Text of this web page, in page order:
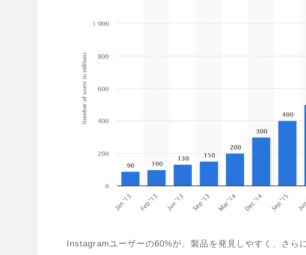
Instagramユーザーの60%が、製品を発見しやすく、さら